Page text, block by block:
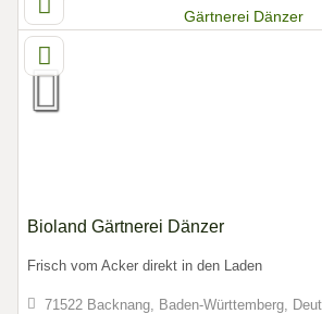
Bioland Gärtnerei Dänzer
Frisch vom Acker direkt in den Laden
71522 Backnang, Baden-Württemberg,